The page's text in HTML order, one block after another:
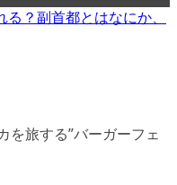
？副首都とはなにか、
を旅する”バーガーフェ